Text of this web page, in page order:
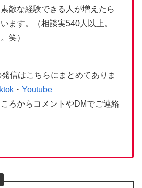
敵な経験できる人が増えたら
ます。（相談実540人以上。
笑）
信はこちらにまとめてありま
・ Youtube
ろからコメントやDMでご連絡